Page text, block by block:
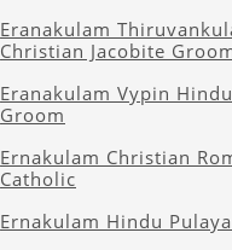
Eranakulam
Christian Jacobite
Eranakulam Vypin
Groom
Ernakulam Christian
Catholic
Ernakulam Hindu